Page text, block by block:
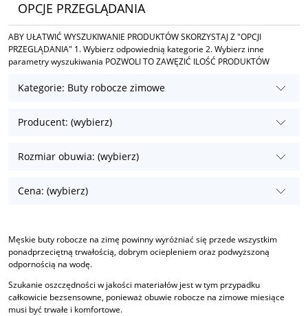
OPCJE PRZEGLĄDANIA
ABY UŁATWIĆ WYSZUKIWANIE PRODUKTÓW SKORZYSTAJ Z "OPCJI
PRZEGLĄDANIA" 1. Wybierz odpowiednią kategorie 2. Wybierz inne
parametry wyszukiwania POZWOLI TO ZAWĘZIĆ ILOŚĆ PRODUKTÓW
Kategorie: Buty robocze zimowe
Producent: (wybierz)
Rozmiar obuwia: (wybierz)
Cena: (wybierz)
Męskie buty robocze na zimę powinny wyróżniać się przede wszystkim
ponadprzeciętną trwałością, dobrym ociepleniem oraz podwyższoną
odpornością na wodę.
Szukanie oszczędności w jakości materiałów jest w tym przypadku
całkowicie bezsensowne, ponieważ obuwie robocze na zimowe miesiące
musi być trwałe i komfortowe.